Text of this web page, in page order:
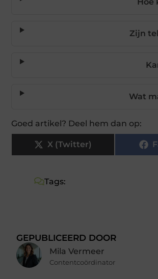
Zijn
Wat
Goed artikel? Deel hem dan op:
X (Twitter)
Tags:
GEPUBLICEERD DOOR
Mila Vermeer
Contentcoördinator